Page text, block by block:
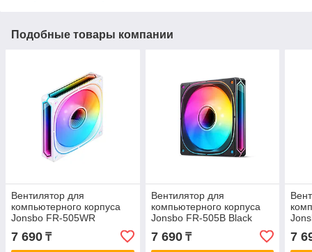
Подобные товары компании
Вентилятор для
компьютерного корпуса
Jonsbo FR-505WR
Reverse White
7 690 ₸
Вентилятор для
компьютерного корпуса
Jonsbo FR-505B Black
7 690₸ 7